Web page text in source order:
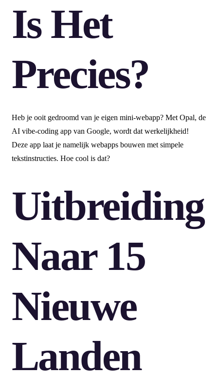
Is Het
Precies?
Heb je ooit gedroomd van je eigen mini-webapp? Met Opal, de
AI vibe-coding app van Google, wordt dat werkelijkheid!
Deze app laat je namelijk webapps bouwen met simpele
tekstinstructies. Hoe cool is dat?
Uitbreiding
Naar 15
Nieuwe
Landen